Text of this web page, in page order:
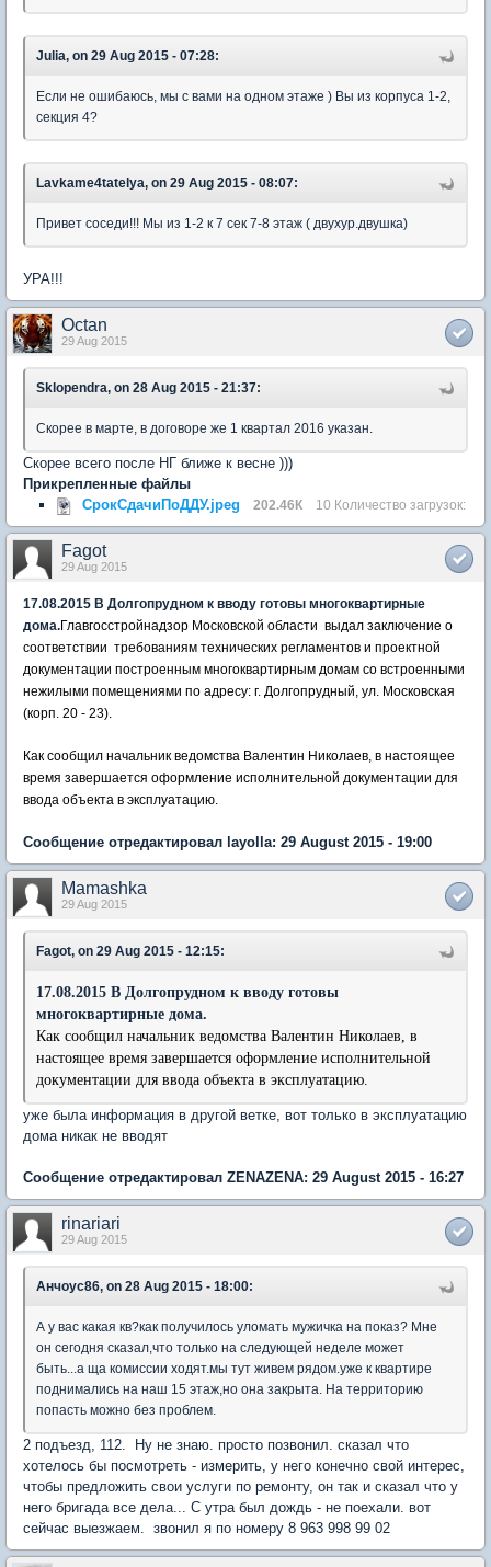
Juliа, on 29 Aug 2015 - 07:28:
Если не ошибаюсь, мы с вами на одном этаже ) Вы из корпуса 1-2,
секция 4?
Lavkame4tatelya, on 29 Aug 2015 - 08:07:
Привет соседи!!! Мы из 1-2 к 7 сек 7-8 этаж ( двухур.двушка)
УРА!!!
Octan
29 Aug 2015
Sklopendra, on 28 Aug 2015 - 21:37:
Скорее в марте, в договоре же 1 квартал 2016 указан.
Скорее всего после НГ ближе к весне )))
Прикрепленные файлы
СрокСдачиПоДДУ.jpeg
202.46К 10 Количество загрузок:
Fagot
29 Aug 2015
17.08.2015 В Долгопрудном к вводу готовы многоквартирные
дома.Главгосстройнадзор Московской области выдал заключение о
соответствии требованиям технических регламентов и проектной
документации построенным многоквартирным домам со встроенными
нежилыми помещениями по адресу: г. Долгопрудный, ул. Московская
(корп. 20 - 23).
Как сообщил начальник ведомства Валентин Николаев, в настоящее
время завершается оформление исполнительной документации для
ввода объекта в эксплуатацию.
Сообщение отредактировал layolla: 29 August 2015 - 19:00
Mamashka
29 Aug 2015
Fagot, on 29 Aug 2015 - 12:15:
17.08.2015 В Долгопрудном к вводу готовы
многоквартирные дома.
Как сообщил начальник ведомства Валентин Николаев, в
настоящее время завершается оформление исполнительной
документации для ввода объекта в эксплуатацию.
уже была информация в другой ветке, вот только в эксплуатацию
дома никак не вводят
Сообщение отредактировал ZENAZENA: 29 August 2015 - 16:27
rinariari
29 Aug 2015
Анчоус86, on 28 Aug 2015 - 18:00:
А у вас какая кв?как получилось уломать мужичка на показ? Мне
он сегодня сказал,что только на следующей неделе может
быть...а ща комиссии ходят.мы тут живем рядом.уже к квартире
поднимались на наш 15 этаж,но она закрыта. На территорию
попасть можно без проблем.
2 подъезд, 112. Ну не знаю. просто позвонил. сказал что
хотелось бы посмотреть - измерить, у него конечно свой интерес,
чтобы предложить свои услуги по ремонту, он так и сказал что у
него бригада все дела... С утра был дождь - не поехали. вот
сейчас выезжаем. звонил я по номеру 8 963 998 99 02